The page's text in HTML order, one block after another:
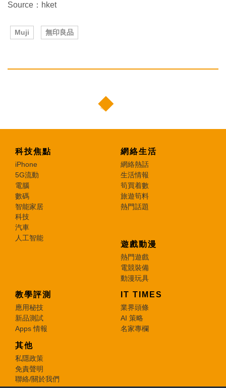
Source：hket
Muji 無印良品
科技焦點
iPhone
5G流動
電腦
數碼
智能家居
科技
汽車
人工智能
網絡生活
網絡熱話
生活情報
筍買着數
旅遊筍料
熱門話題
遊戲動漫
熱門遊戲
電競裝備
動漫玩具
教學評測
應用秘技
新品測試
Apps 情報
IT TIMES
業界頭條
AI 策略
名家專欄
其他
私隱政策
免責聲明
聯絡/關於我們